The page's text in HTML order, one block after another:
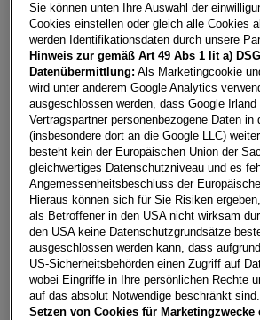
unterscheiden:SPAREN FlexundS
Profitieren Sie von unseren
von bis zu2,70% Zinsen p.a.ihre
Geldangelegenheiten können Sie
von zu Hause oder unterwegs
dabei online rund um die Uhr
LAUFZEIT UND
Laufzeit
täglich verfügbar 1,90
Sie können unten Ihre Auswahl der
Cookies einstellen oder gleich alle Cookies
werden Identifikationsdaten durch unsere
Hinweis zur gemäß Art 49 Abs 1 lit a)
Datenübermittlung: Als Marketingcookie
wird unter anderem Google Analytics
ausgeschlossen werden, dass Google Irland
Vertragspartner personenbezogene Daten in
(insbesondere dort an die Google LLC)
besteht kein der Europäischen Union der
gleichwertiges Datenschutzniveau und es
Angemessenheitsbeschluss der
Hieraus können sich für Sie Risiken
als Betroffener in den USA nicht wirksam
den USA keine Datenschutzgrundsätze
ausgeschlossen werden kann, dass
US-Sicherheitsbehörden einen Zugriff auf
wobei Eingriffe in Ihre persönlichen Rechte
auf das absolut Notwendige beschränkt
Setzen von Cookies für Marketingzwecke